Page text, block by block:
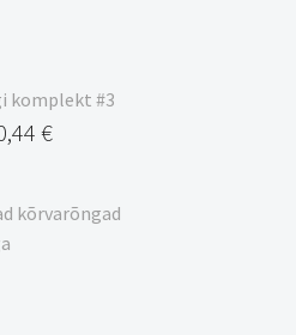
komplekt #3
€
kõrvarõngad